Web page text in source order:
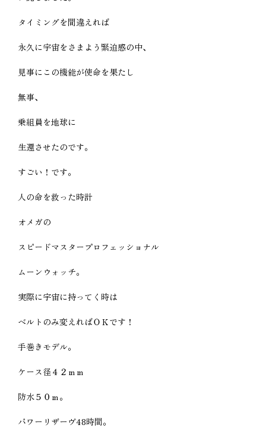
タイミングを間違えれば
永久に宇宙をさまよう緊迫感の中、
見事にこの機能が使命を果たし
無事、
乗組員を地球に
生還させたのです。
すごい！です。
人の命を救った時計
オメガの
スピードマスタープロフェッショナル
ムーンウォッチ。
実際に宇宙に持ってく時は
ベルトのみ変えればＯＫです！
手巻きモデル。
ケース径４２ｍｍ
防水５０ｍ。
パワーリザーヴ48時間。